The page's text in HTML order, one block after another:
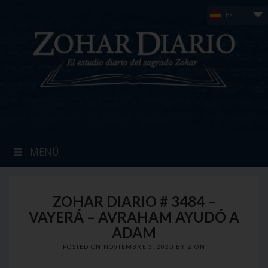
ES
MENÚ
ZOHAR DIARIO # 3484 –
VAYERÁ – AVRAHAM AYUDÓ A
ADAM
POSTED ON NOVIEMBRE 3, 2020 BY ZION